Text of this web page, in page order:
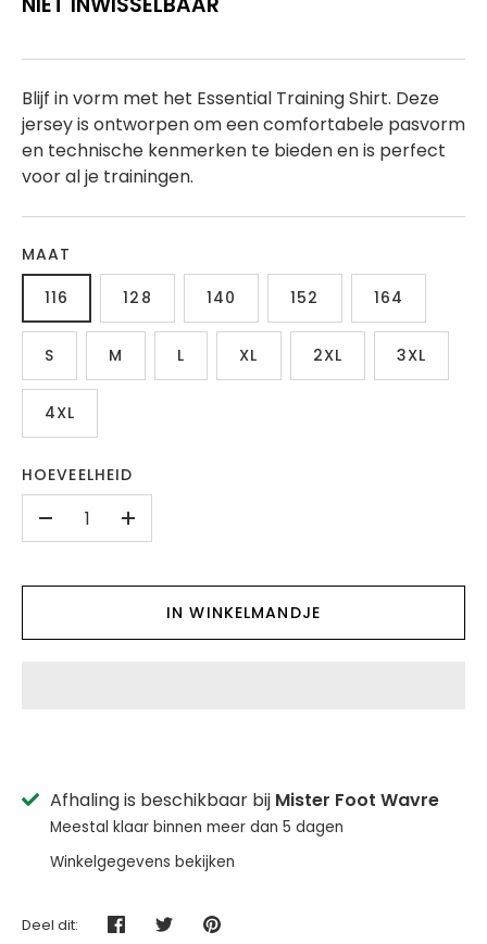
Blijf in vorm met het Essential Training Shirt. Deze
jersey is ontworpen om een ​​comfortabele pasvorm
en technische kenmerken te bieden en is perfect
voor al je trainingen.
MAAT
116
128 140 152 164
S M L XL 2XL 3XL
4XL
HOEVEELHEID
+
IN WINKELMANDJE
Afhaling is beschikbaar bij Mister Foot Wavre
Meestal klaar binnen meer dan 5 dagen
Winkelgegevens bekijken
Deel dit: Deel TweetPin